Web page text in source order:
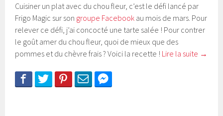
Cuisiner un plat avec du chou fleur, c’est le défi lancé par
Frigo Magic sur son groupe Facebook au mois de mars. Pour
relever ce défi, j’ai concocté une tarte salée ! Pour contrer
le goût amer du chou fleur, quoi de mieux que des
pommes et du chèvre frais ? Voici la recette ! Lire la suite →